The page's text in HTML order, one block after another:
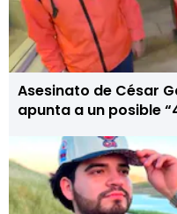
Asesinato de César
apunta a un posible